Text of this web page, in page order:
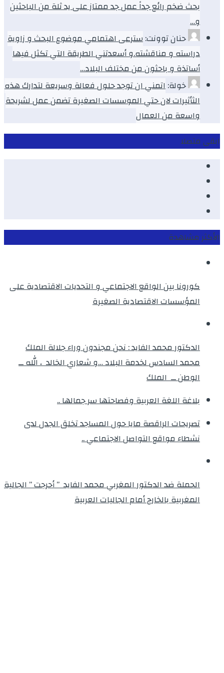
بحث ضخم رائع جداً عمل جد ممتاز على يد ثلة من الباحثين
و…
حنان توونت:سترعى اهتمامي موضوع البحث و زاوية
دراسته و مناقشته.و أسعدتني الطريقة التي تكثل فيها
أساتذة و باحثون من مختلف البلاد…
خولة:اتمني ان توجد حلول فعالة وسريعة لتدارك هذه
الثأثيرات لان حتي الموسسات الصغيرة تضمن عمل لشريحة
واسعة من العمال
ابقى متصلا
الأكثر مشاهدة
كورونا بين الواقع الاجتماعي و التحديات الاقتصادية على
المؤسسات الاقتصادية الصغيرة
الدكتور محمد الفايد : نحن مجندون وراء جلالة الملك
محمد السادس لخدمة البلاد …و شعاري الخالد ، الله ــ
الوطن ــ الملك
بلاغة اللغة العربية وفصاحتها سر جمالها ..
تصريحات الراقصة مايا حول المساجد تخلق الجدل لدى
نشطاء مواقع التواصل الاجتماعي ..
الحملة ضد الدكتور المغربي محمد الفايد ” أحرجت ” الجالية
المغربية بالخارج أمام الجاليات العربية